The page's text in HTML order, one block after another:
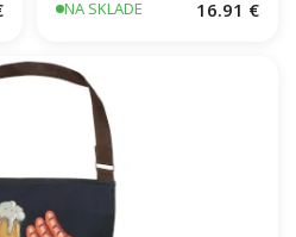
NA SKLADE 16.91 €